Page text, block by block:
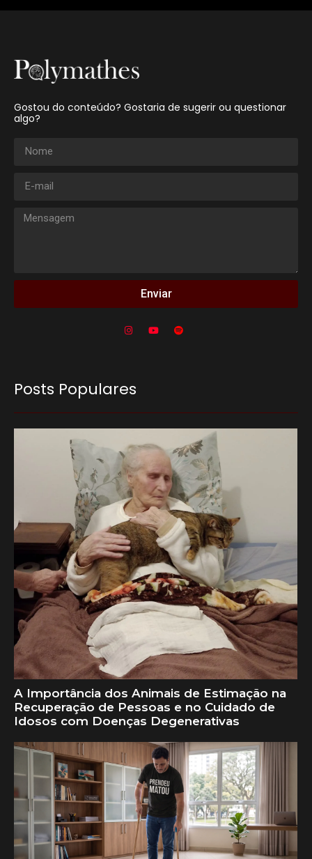
Gostou do conteúdo? Gostaria de sugerir ou questionar
algo?
Enviar
Posts Populares
A Importância dos Animais de Estimação na
Recuperação de Pessoas e no Cuidado de
Idosos com Doenças Degenerativas